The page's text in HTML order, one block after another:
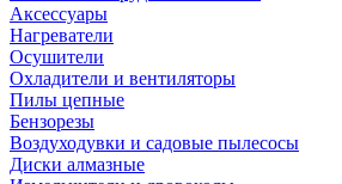
Аксессуары
Нагреватели
Осушители
Охладители и вентиляторы
Пилы цепные
Бензорезы
Воздуходувки и садовые пылесосы
Диски алмазные